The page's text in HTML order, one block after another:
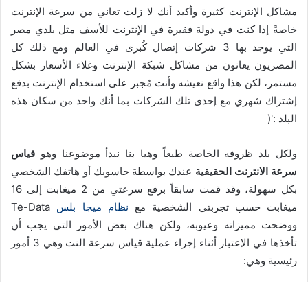
مشاكل الإنترنت كثيرة وأكيد أنك لا زلت تعاني من سرعة الإنترنت
خاصةً إذا كنت في دولة فقيرة في الإنترنت للأسف مثل بلدي مصر
التي يوجد بها 3 شركات إتصال كُبرى في العالم ومع ذلك كل
المصريون يعانون من مشاكل شبكة الإنترنت وغلاء الأسعار بشكل
مستمر، لكن هذا واقع نعيشه وأنت مُجبر على استخدام الإنترنت بدفع
إشتراك شهري مع إحدى تلك الشركات بما أنك واحد من سكان هذه
البلد :'(
ولكل بلد ظروفه الخاصة طبعاً وهيا بنا نبدأ موضوعنا وهو قياس
سرعة الانترنت الحقيقية عندك بواسطة حاسوبك أو هاتفك الشخصي
بكل سهولة، وقد قمت سابقاً برفع سرعتي من 2 ميغابت إلى 16
ميغابت حسب تجربتي الشخصية مع نظام ميجا بلس Te-Data
ووضحت مميزاته وعيوبه، ولكن هناك بعض الأمور التي يجب أن
تأخذها في الإعتبار أثناء إجراء عملية قياس سرعة النت وهي 3 أمور
رئيسية وهي: